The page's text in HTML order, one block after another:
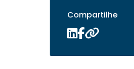
Compartilhe